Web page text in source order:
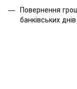
Повернення
банківських